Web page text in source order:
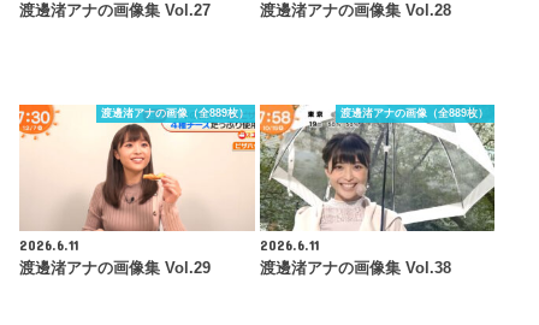
渡邊渚アナの画像集 Vol.27
渡邊渚アナの画像集 Vol.28
渡邊渚アナの画像（全889枚）
2026.6.11
渡邊渚アナの画像集 Vol.29
渡邊渚アナの画像（全889枚）
2026.6.11
渡邊渚アナの画像集 Vol.38